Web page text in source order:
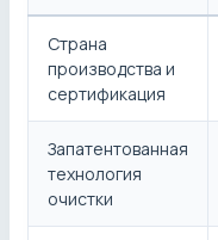
Страна
производства и
сертификация
Запатентованная
технология
очистки